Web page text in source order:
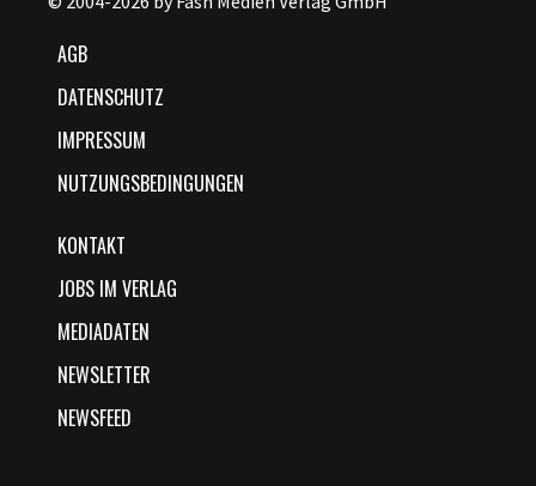
AGB
DATENSCHUTZ
IMPRESSUM
NUTZUNGSBEDINGUNGEN
KONTAKT
JOBS IM VERLAG
MEDIADATEN
NEWSLETTER
NEWSFEED